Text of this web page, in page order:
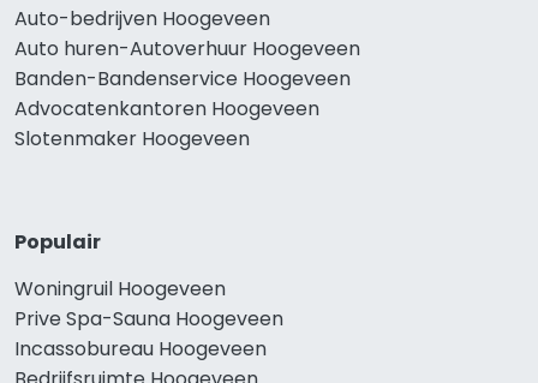
Auto-bedrijven Hoogeveen
Auto huren-Autoverhuur Hoogeveen
Banden-Bandenservice Hoogeveen
Advocatenkantoren Hoogeveen
Slotenmaker Hoogeveen
Populair
Woningruil Hoogeveen
Prive Spa-Sauna Hoogeveen
Incassobureau Hoogeveen